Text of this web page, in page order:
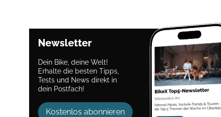
Newsletter
Dein Bike, deine Welt!
Erhalte die besten Tipps,
Tests und News direkt in
dein Postfach!
Kostenlos abonnieren